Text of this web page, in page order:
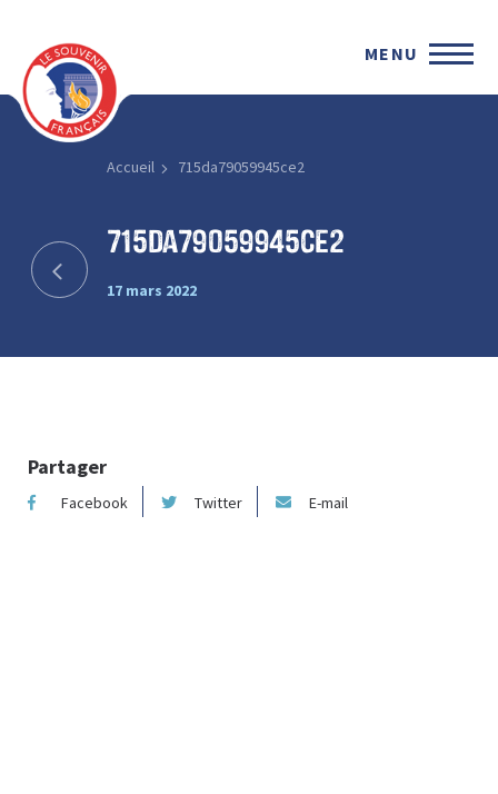
MENU
Accueil 715da79059945ce2
715da79059945ce2
17 mars 2022
Partager
Facebook Twitter E-mail